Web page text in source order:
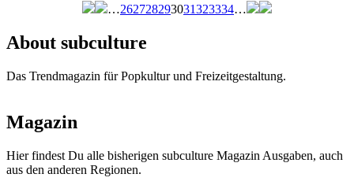
…262728293031323334…
About subculture
Das Trendmagazin für Popkultur und Freizeitgestaltung.
Magazin
Hier findest Du alle bisherigen subculture Magazin Ausgaben, auch
aus den anderen Regionen.